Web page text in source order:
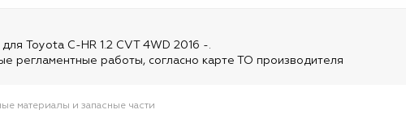
для Toyota C-HR 1.2 CVT 4WD 2016 -.
регламентные работы, согласно карте ТО производителя
материалы и запасные части